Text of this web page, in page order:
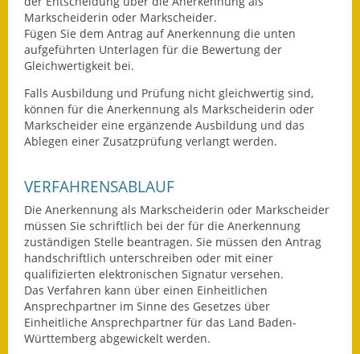
Gemeinderat
Sitzungsberichte 2016
Sitzungsberichte 2017
Sitzungsberichte 2019
Sitzungsberichte 2020
Gemeindeverwaltung
Haushalt & Finanzen
Eröffnungsbilanz
Markscheiderin oder Markscheider.
Fügen Sie dem Antrag auf Anerkennung die unten
aufgeführten Unterlagen für die Bewertung der
Gleichwertigkeit bei.
Falls Ausbildung und Prüfung nicht gleichwertig sind,
können für die Anerkennung als Markscheiderin oder
Markscheider eine ergänzende Ausbildung und das
Ablegen einer Zusatzprüfung verlangt werden.
VERFAHRENSABLAUF
Die Anerkennung als Markscheiderin oder Markscheider
müssen Sie schriftlich bei der für die Anerkennung
zuständigen Stelle beantragen. Sie müssen den Antrag
handschriftlich unterschreiben oder mit einer
qualifizierten elektronischen Signatur versehen.
Das Verfahren kann über einen Einheitlichen
Ansprechpartner im Sinne des Gesetzes über
Einheitliche Ansprechpartner für das Land Baden-
Württemberg abgewickelt werden.